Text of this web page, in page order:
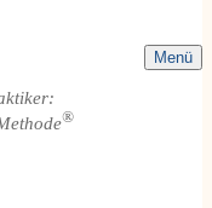
Menü
®